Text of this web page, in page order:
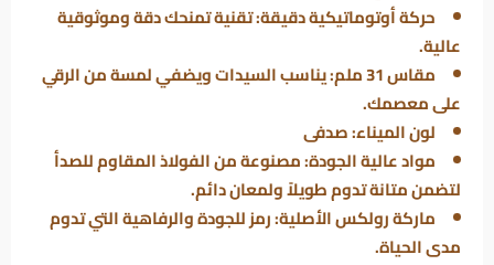
حركة أوتوماتيكية دقيقة:تقنية تمنحك دقة وموثوقية
عالية.
مقاس 31 ملم:
يناسب السيدات ويضفي لمسة من الرقي
على معصمك.
لون الميناء:صدفى
مواد عالية الجودة:مصنوعة من الفولاذ المقاوم للصدأ
لتضمن متانة تدوم طويلاً ولمعان دائم.
ماركة رولكس الأصلية:رمز للجودة والرفاهية التي تدوم
مدى الحياة.